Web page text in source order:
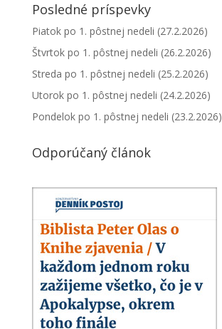
Posledné príspevky
Piatok po 1. pôstnej nedeli (27.2.2026)
Štvrtok po 1. pôstnej nedeli (26.2.2026)
Streda po 1. pôstnej nedeli (25.2.2026)
Utorok po 1. pôstnej nedeli (24.2.2026)
Pondelok po 1. pôstnej nedeli (23.2.2026)
Odporúčaný článok